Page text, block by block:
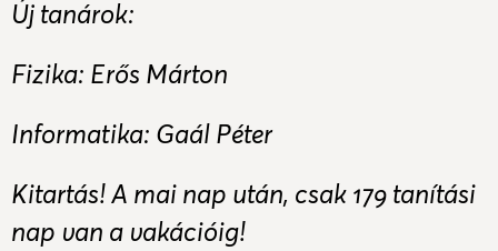
Új tanárok:
Fizika: Erős Márton
Informatika: Gaál Péter
Kitartás! A mai nap után, csak 179 tanítási
nap van a vakációig!